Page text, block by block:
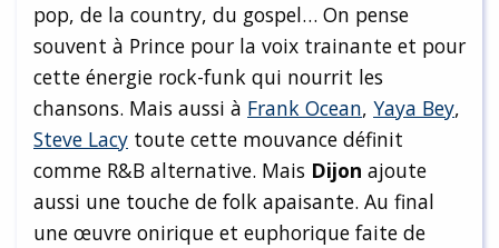
pop, de la country, du gospel… On pense
souvent à Prince pour la voix trainante et pour
cette énergie rock-funk qui nourrit les
chansons. Mais aussi à Frank Ocean, Yaya Bey,
Steve Lacy toute cette mouvance définit
comme R&B alternative. Mais Dijon ajoute
aussi une touche de folk apaisante. Au final
une œuvre onirique et euphorique faite de